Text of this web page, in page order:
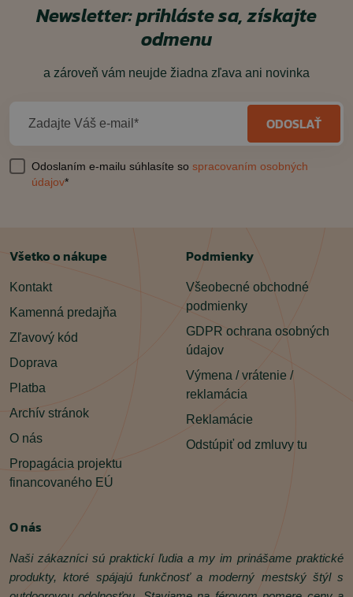
Newsletter: prihláste sa, získajte
odmenu
a zároveň vám neujde žiadna zľava ani novinka
Zadajte Váš e-mail* ODOSLAŤ
Odoslaním e-mailu súhlasíte so spracovaním osobných
údajov*
Všetko o nákupe
Kontakt
Kamenná predajňa
Zľavový kód
Doprava
Platba
Archív stránok
O nás
Propagácia projektu
financovaného EÚ
Podmienky
Všeobecné obchodné
podmienky
GDPR ochrana osobných
údajov
Výmena / vrátenie /
reklamácia
Reklamácie
Odstúpiť od zmluvy tu
O nás
Naši zákazníci sú praktickí ľudia a my im prinášame praktické
produkty, ktoré spájajú funkčnosť a moderný mestský štýl s